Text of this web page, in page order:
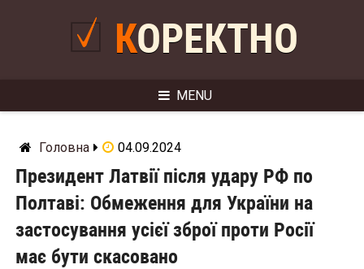
КОРЕКТНО
MENU
Головна 04.09.2024
Президент Латвії після удару РФ по
Полтаві: Обмеження для України на
застосування усієї зброї проти Росії
має бути скасовано